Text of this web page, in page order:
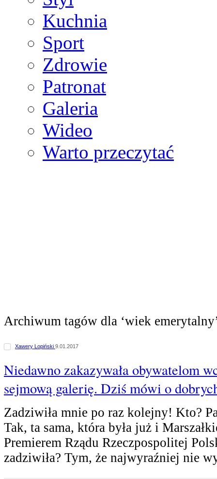
Kuchnia
Sport
Zdrowie
Patronat
Galeria
Wideo
Warto przeczytać
Archiwum tagów dla ‘wiek
Xawery Lopiński 9.01.2017
Niedawno zakazywała obywatelom
sejmową galerię. Dziś mówi o
Zadziwiła mnie po raz kolejny! Kto?
Tak, ta sama, która była już i
Premierem Rządu Rzeczpospolitej
zadziwiła? Tym, że najwyraźniej nie